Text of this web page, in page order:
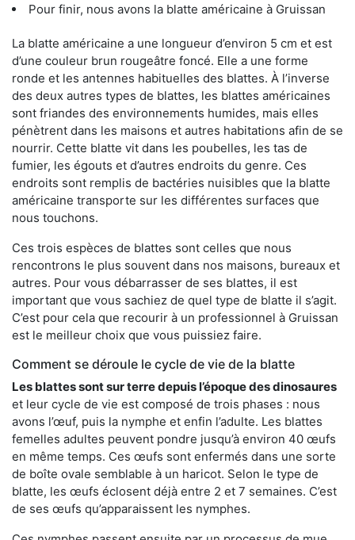
Pour finir, nous avons la blatte américaine à Gruissan
La blatte américaine a une longueur d’environ 5 cm et est
d’une couleur brun rougeâtre foncé. Elle a une forme
ronde et les antennes habituelles des blattes. À l’inverse
des deux autres types de blattes, les blattes américaines
sont friandes des environnements humides, mais elles
pénètrent dans les maisons et autres habitations afin de se
nourrir. Cette blatte vit dans les poubelles, les tas de
fumier, les égouts et d’autres endroits du genre. Ces
endroits sont remplis de bactéries nuisibles que la blatte
américaine transporte sur les différentes surfaces que
nous touchons.
Ces trois espèces de blattes sont celles que nous
rencontrons le plus souvent dans nos maisons, bureaux et
autres. Pour vous débarrasser de ses blattes, il est
important que vous sachiez de quel type de blatte il s’agit.
C’est pour cela que recourir à un professionnel à Gruissan
est le meilleur choix que vous puissiez faire.
Comment se déroule le cycle de vie de la blatte
Les blattes sont sur terre depuis l’époque des dinosaures
et leur cycle de vie est composé de trois phases : nous
avons l’œuf, puis la nymphe et enfin l’adulte. Les blattes
femelles adultes peuvent pondre jusqu’à environ 40 œufs
en même temps. Ces œufs sont enfermés dans une sorte
de boîte ovale semblable à un haricot. Selon le type de
blatte, les œufs éclosent déjà entre 2 et 7 semaines. C’est
de ses œufs qu’apparaissent les nymphes.